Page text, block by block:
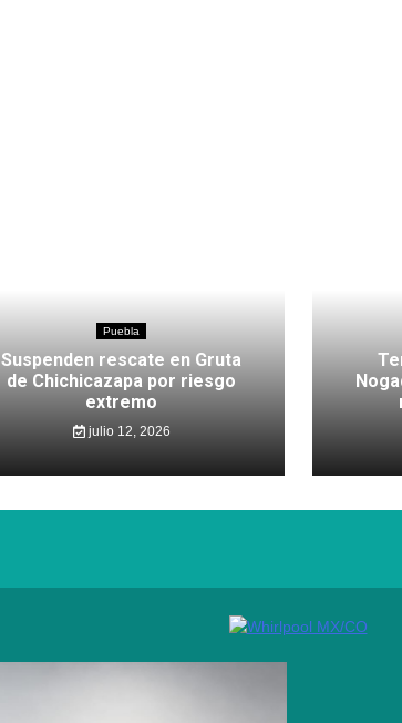
Puebla
Suspenden rescate en Gruta
de Chichicazapa por riesgo
extremo
julio 12, 2026